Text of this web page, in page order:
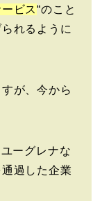
ビス“のこと
れるように
が、今から
ーグレナな
過した企業